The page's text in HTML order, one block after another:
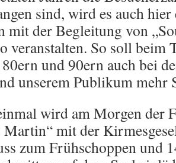
sind, wird es auch
mit der Begleitung von
veranstalten. So soll beim
und 90ern auch bei
unserem Publikum mehr
wird am Morgen der
Martin“ mit der
zum Frühschoppen und